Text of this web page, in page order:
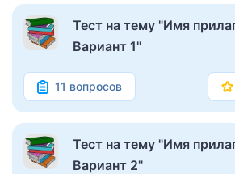
Тест на тему "Имя
Вариант 1"
11 вопросов
Тест на тему "Имя
Вариант 2"